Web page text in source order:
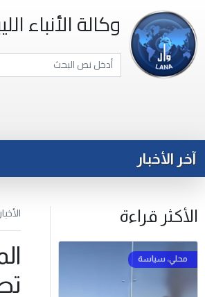
وكالة الأنباء
آخر الأخبار
الأكثر قراءة